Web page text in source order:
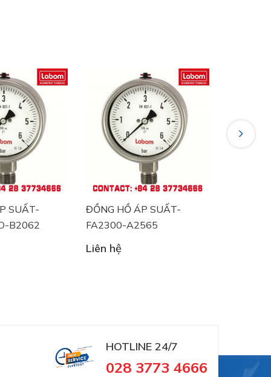
SUẤT-
ĐỒNG HỒ ÁP SUẤT-
BA5220 ECO-B2058
Liên hệ
Next
HOTLINE 24/7
028 3773 4666